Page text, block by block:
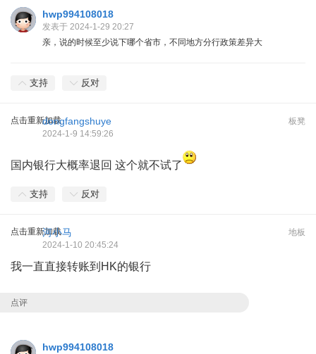
hwp994108018
发表于 2024-1-29 20:27
亲，说的时候至少说下哪个省市，不同地方分行政策差异大
支持 反对
点击重新加载 板凳
dongfangshuye
2024-1-9 14:59:26
国内银行大概率退回 这个就不试了
支持 反对
点击重新加载 地板
河小马
2024-1-10 20:45:24
我一直直接转账到HK的银行
点评
hwp994108018